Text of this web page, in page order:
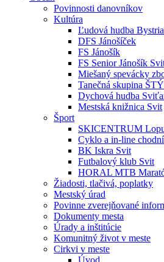
Povinnosti danovníkov
Kultúra
Ľudová hudba
DFS Jánošíček
FS Jánošík
FS Senior Jánošík
Miešaný spevácky
Tanečná skupina
Dychová hudba
Mestská knižnica Svit
Šport
SKICENTRUM
Cyklo a in-line
BK Iskra Svit
Futbalový klub Svit
HORAL MTB
Žiadosti, tlačivá, poplatky
Mestský úrad
Povinne zverejňované
Dokumenty mesta
Úrady a inštitúcie
Komunitný život v meste
Cirkvi v meste
Úvod